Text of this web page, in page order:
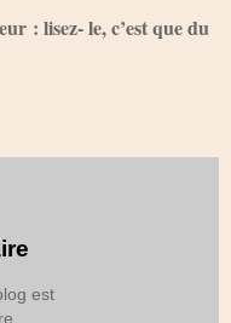
: lisez- le, c’est que du
est